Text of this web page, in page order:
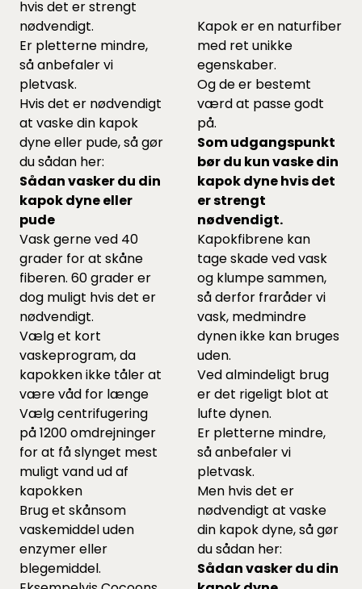
hvis det er strengt
nødvendigt.
Er pletterne mindre,
så anbefaler vi
pletvask.
Hvis det er nødvendigt
at vaske din kapok
dyne eller pude, så gør
du sådan her:
Sådan vasker du din
kapok dyne eller
pude
Vask gerne ved 40
grader for at skåne
fiberen. 60 grader er
dog muligt hvis det er
nødvendigt.
Vælg et kort
vaskeprogram, da
kapokken ikke tåler at
være våd for længe
Vælg centrifugering
på 1200 omdrejninger
for at få slynget mest
muligt vand ud af
kapokken
Brug et skånsom
vaskemiddel uden
enzymer eller
blegemiddel.
Kapok er en naturfiber
med ret unikke
egenskaber.
Og de er bestemt
værd at passe godt
på.
Som udgangspunkt
bør du kun vaske din
kapok dyne hvis det
er strengt
nødvendigt.
Kapokfibrene kan
tage skade ved vask
og klumpe sammen,
så derfor fraråder vi
vask, medmindre
dynen ikke kan bruges
uden.
Ved almindeligt brug
er det rigeligt blot at
lufte dynen.
Er pletterne mindre,
så anbefaler vi
pletvask.
Men hvis det er
nødvendigt at vaske
din kapok dyne, så gør
du sådan her:
Sådan vasker du din